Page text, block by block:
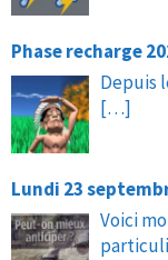
Phase recharge
Depuis
[…]
Lundi 23
Voici